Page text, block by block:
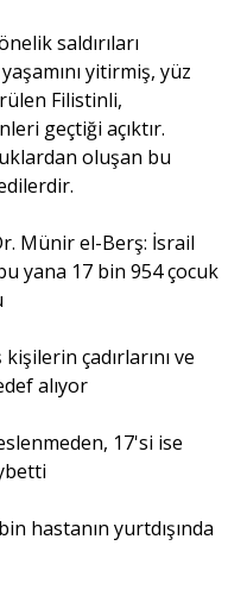
saldırıları
yitirmiş, yüz
Filistinli,
geçtiği açıktır.
oluşan bu
Münir el-Berş: İsrail
yana 17 bin 954 çocuk
çadırlarını ve
alıyor
17'si ise
hastanın yurtdışında